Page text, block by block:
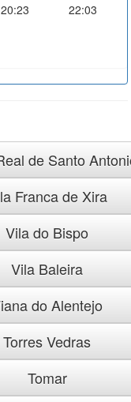
20:23 22:03
de Santo
Franca de Xira
Vila do Bispo
Vila Baleira
do Alentejo
Torres Vedras
Tomar